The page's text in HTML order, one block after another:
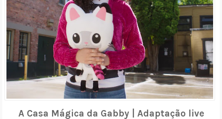
A Casa Mágica da Gabby | Adaptação live